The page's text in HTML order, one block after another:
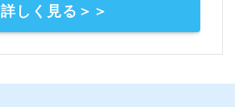
詳しく見る＞＞